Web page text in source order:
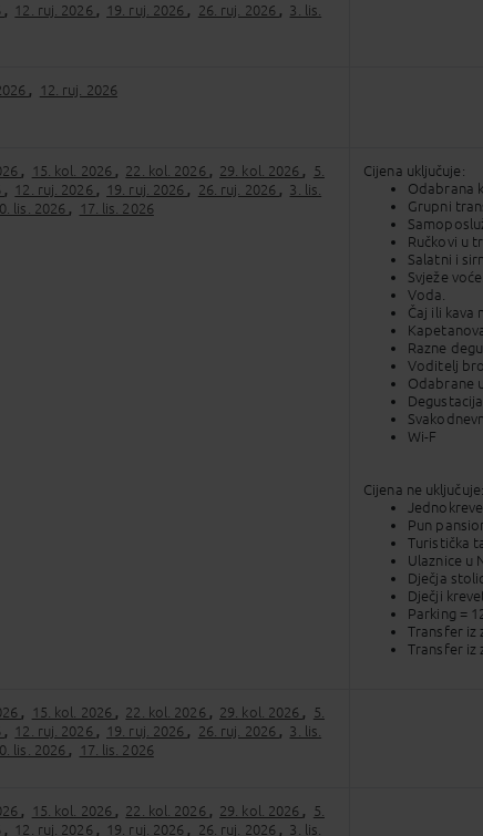
, 12. ruj. 2026 , 19. ruj. 2026 , 26. ruj. 2026 , 3. lis.
, 12. ruj. 2026
, 15. kol. 2026 , 22. kol. 2026 , 29. kol. 2026 ,
5.
, 12. ruj. 2026 , 19. ruj. 2026 , 26. ruj. 2026 , 3. lis.
lis. 2026 , 17. lis. 2026
Cijena uključuje:
Odabrana
Grupni
Ručkovi u
Salatni i
Svježe voće.
Voda.
Čaj ili kava
Razne
Voditelj
Odabrane
Wi-F
Cijena ne uključuje:
Pun
Turistička
Ulaznice u
Dječja
Dječji
Parking =
Transfer iz
Transfer iz
, 15. kol. 2026 , 22. kol. 2026 , 29. kol. 2026 ,
5.
, 12. ruj. 2026 , 19. ruj. 2026 , 26. ruj. 2026 , 3. lis.
lis. 2026 , 17. lis. 2026
, 15. kol. 2026 , 22. kol. 2026 , 29. kol. 2026 ,
5.
, 12. ruj. 2026 , 19. ruj. 2026 , 26. ruj. 2026 , 3. lis.